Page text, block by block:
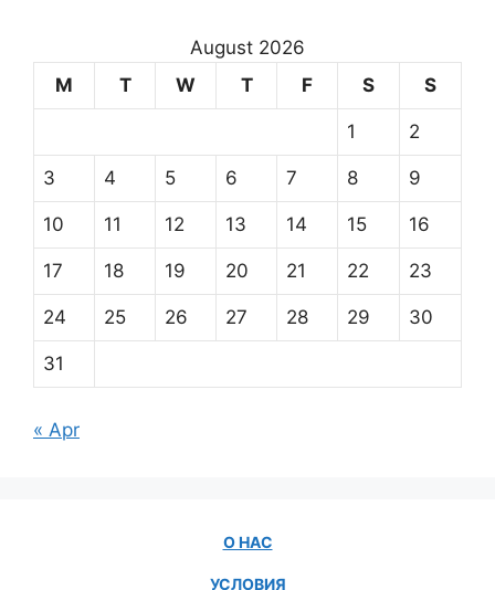
August 2026
M
T W T F S S
1 2
3 4 5 6 7 8 9
10 11 12 13 14 15 16
17 18 19 20 21 22 23
24 25 26 27 28 29 30
31
« Apr
О НАС
УСЛОВИЯ